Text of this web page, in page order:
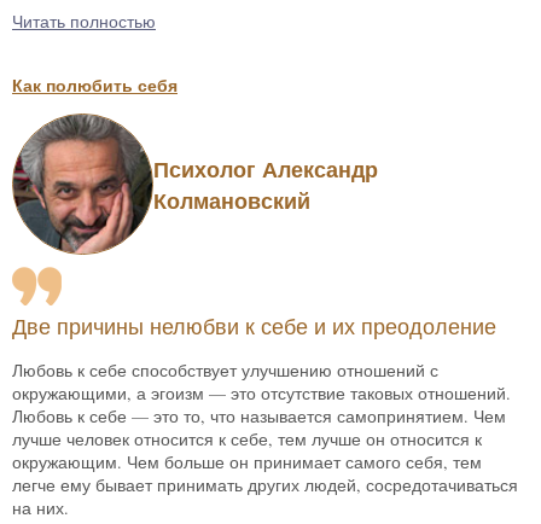
Читать полностью
Как полюбить себя
Психолог Александр
Колмановский
Две причины нелюбви к себе и их преодоление
Любовь к себе способствует улучшению отношений с
окружающими, а эгоизм — это отсутствие таковых отношений.
Любовь к себе — это то, что называется самопринятием. Чем
лучше человек относится к себе, тем лучше он относится к
окружающим. Чем больше он принимает самого себя, тем
легче ему бывает принимать других людей, сосредотачиваться
на них.